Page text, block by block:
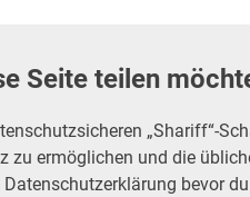
Seite teilen
„Shariff“-
zu ermöglichen und die
bevor